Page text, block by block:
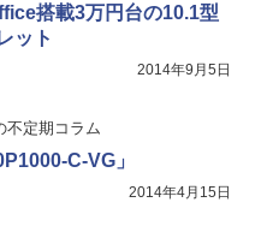
搭載3万円台の10.1型
ット
2014年9月5日
不定期コラム
C-VG」
2014年4月15日